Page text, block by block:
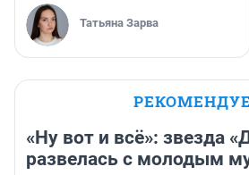
Татьяна Зарва
«Ну вот и всё»: звезда
развелась с молодым